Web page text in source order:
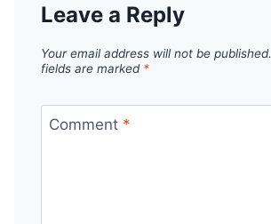
Leave a Reply
Your email address will not be published.
fields are marked *
Comment *